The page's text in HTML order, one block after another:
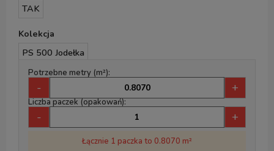
TAK
Kolekcja
PS 500 Jodełka
Potrzebne metry (m²):
- +
Liczba paczek (opakowań):
- +
Łącznie 1 paczka to 0.8070 m²